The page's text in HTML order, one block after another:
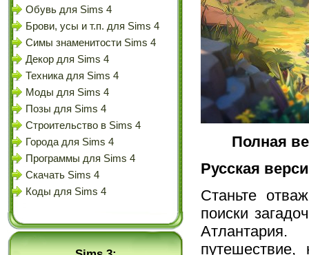
Обувь для Sims 4
Брови, усы и т.п. для Sims 4
Симы знаменитости Sims 4
Декор для Sims 4
Техника для Sims 4
Моды для Sims 4
Позы для Sims 4
Строительство в Sims 4
Города для Sims 4
Программы для Sims 4
Скачать Sims 4
Коды для Sims 4
Полная
Русская
Станьте
поиски
путешествие,